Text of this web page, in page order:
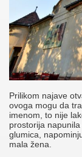
Prilikom najave
ovoga mogu da
imenom, to nije
prostorija
glumica,
mala žena.